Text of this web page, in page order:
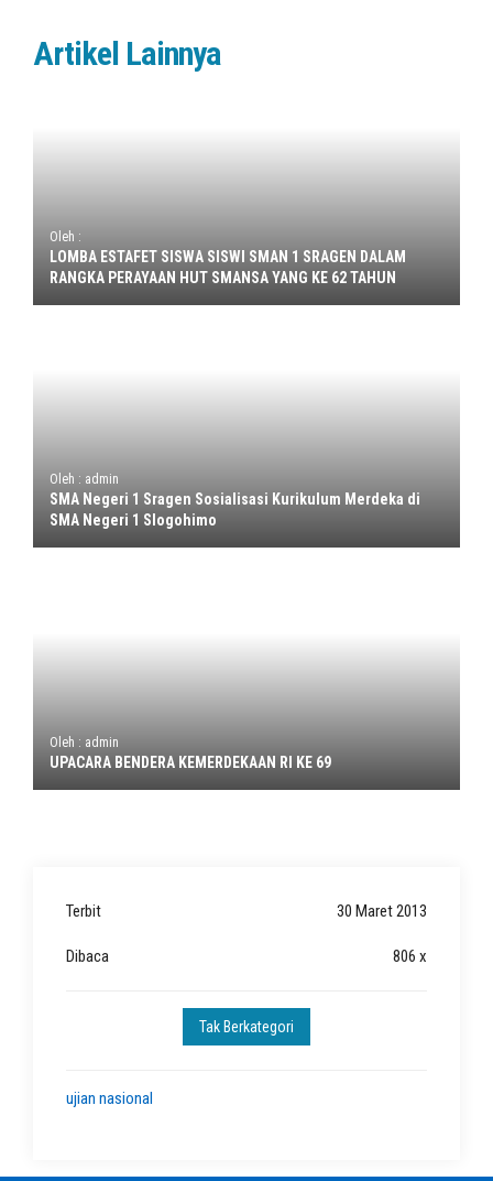
Artikel Lainnya
Oleh :
LOMBA ESTAFET SISWA SISWI SMAN 1 SRAGEN DALAM
RANGKA PERAYAAN HUT SMANSA YANG KE 62 TAHUN
Oleh : admin
SMA Negeri 1 Sragen Sosialisasi Kurikulum Merdeka di
SMA Negeri 1 Slogohimo
Oleh : admin
UPACARA BENDERA KEMERDEKAAN RI KE 69
Terbit 30 Maret 2013
Dibaca 806 x
Tak Berkategori
ujian nasional